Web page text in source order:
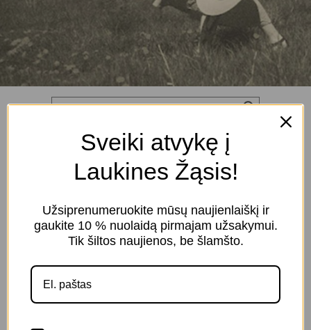
Parduotuvė>PEPPERCORN
PEPPERCORN
Kategorijos Filtravimas
Sveiki atvykę į
Laukines Žąsis!
Užsiprenumeruokite mūsų naujienlaiškį ir
gaukite 10 % nuolaidą pirmajam užsakymui.
Tik šiltos naujienos, be šlamšto.